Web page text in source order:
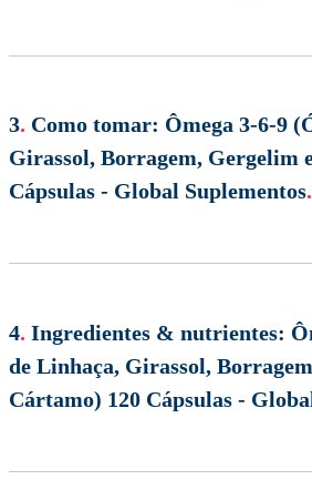
3. Como tomar: Ômega 3-6-9
Girassol, Borragem, Gergelim
Cápsulas - Global Suplementos.
4. Ingredientes & nutrientes:
de Linhaça, Girassol,
Cártamo) 120 Cápsulas -